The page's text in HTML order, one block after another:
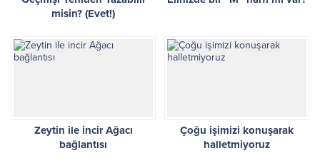
misin? (Evet!)
Zeytin ile incir Ağacı
bağlantısı
Çoğu işimizi konuşarak
halletmiyoruz